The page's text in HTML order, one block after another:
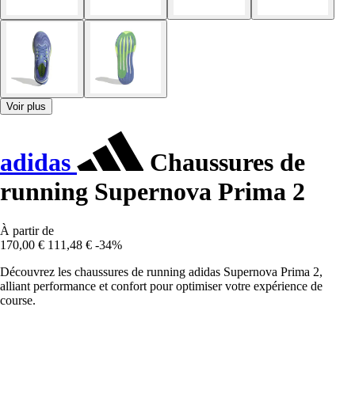
Voir plus
adidas
Chaussures de
running Supernova Prima 2
À partir de
170,00 € 111,48 € -34%
Découvrez les chaussures de running adidas Supernova Prima 2,
alliant performance et confort pour optimiser votre expérience de
course.